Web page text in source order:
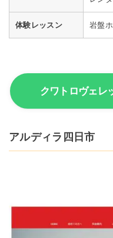
体験レッスン 岩盤
クワトロヴェレ
アルディラ四日市